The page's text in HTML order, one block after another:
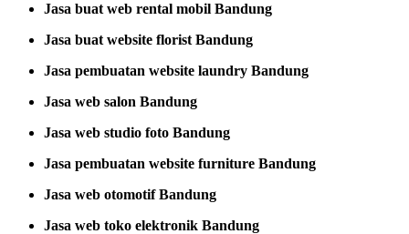
Jasa buat web rental mobil Bandung
Jasa buat website florist Bandung
Jasa pembuatan website laundry Bandung
Jasa web salon Bandung
Jasa web studio foto Bandung
Jasa pembuatan website furniture Bandung
Jasa web otomotif Bandung
Jasa web toko elektronik Bandung